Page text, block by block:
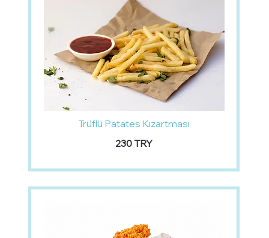
Trüflü Patates Kızartması
‏230 TRY